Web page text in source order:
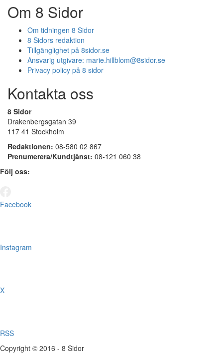
Om 8 Sidor
Om tidningen 8 Sidor
8 Sidors redaktion
Tillgänglighet på 8sidor.se
Ansvarig utgivare: marie.hillblom@8sidor.se
Privacy policy på 8 sidor
Kontakta oss
8 Sidor
Drakenbergsgatan 39
117 41 Stockholm
Redaktionen: 08-580 02 867
Prenumerera/Kundtjänst: 08-121 060 38
Följ oss:
Facebook
Instagram
X
RSS
Copyright © 2016 - 8 Sidor